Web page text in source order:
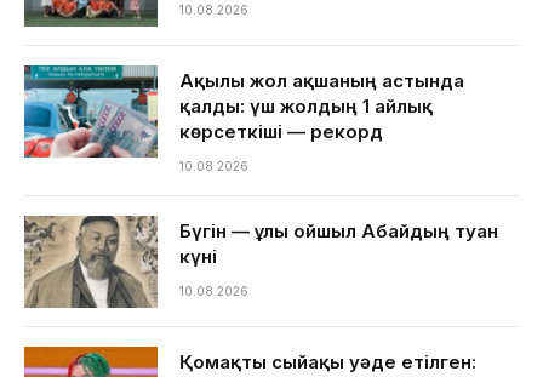
10.08.2026
Ақылы жол ақшаның астында
қалды: үш жолдың 1 айлық
көрсеткіші — рекорд
10.08.2026
Бүгін — ұлы ойшыл Абайдың туған
күні
10.08.2026
Қомақты сыйақы уәде етілген: